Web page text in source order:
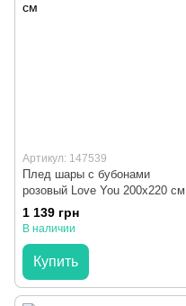
Артикул: 147539
Плед шары с бубонами
розовый Love You 200x220 см
1 139 грн
В наличии
Купить